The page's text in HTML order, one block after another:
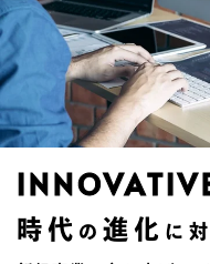
時代 の 進化 に